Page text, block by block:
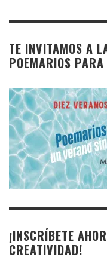
TE INVITAMOS A
POEMARIOS
¡INSCRÍBETE
CREATIVIDAD!